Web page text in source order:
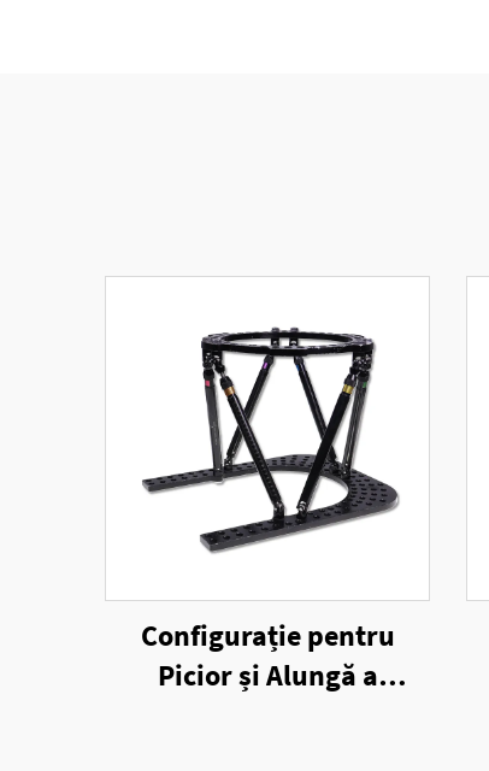
Configurație pentru
Picior și Alungă a